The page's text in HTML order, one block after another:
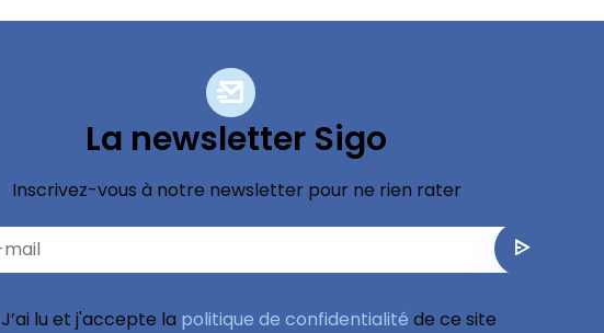
La newsletter Sigo
Inscrivez-vous à notre newsletter pour ne rien rater
J’ai lu et j'accepte la politique de confidentialité de ce site